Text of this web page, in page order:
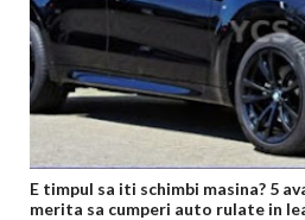
E timpul sa iti schimbi masina? 5
merita sa cumperi auto rulate in